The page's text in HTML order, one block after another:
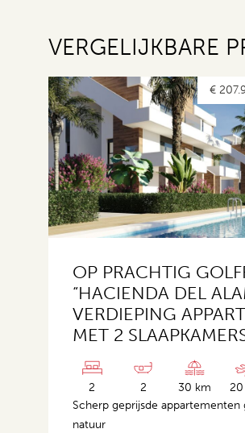
VERGELIJKBARE
€
OP PRACHTIG
“HACIENDA DEL
VERDIEPING
MET 2
2 2 30 km
Scherp geprijsde appartementen
natuur